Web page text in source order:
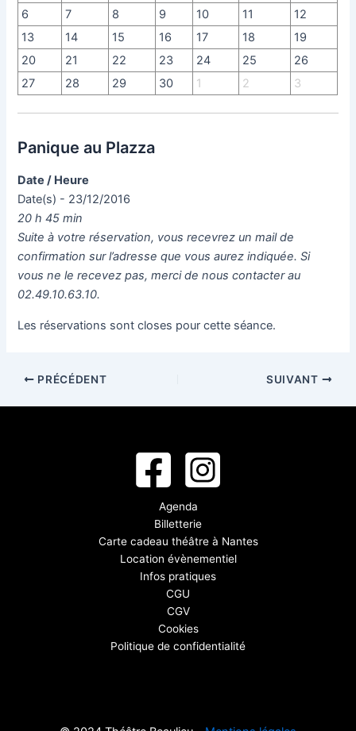
6
7 8 9 10 11
12
13
14 15 16 17 18
19
20
21 22 23 24 25
26
27
28 29 30 1 2 3
Panique au Plazza
Date / Heure
Date(s) - 23/12/2016
20 h 45 min
Suite à votre réservation, vous recevrez un mail de
confirmation sur l’adresse que vous aurez indiquée. Si
vous ne le recevez pas, merci de nous contacter au
02.49.10.63.10.
Les réservations sont closes pour cette séance.
PRÉCÉDENT SUIVANT
Agenda
Billetterie
Carte cadeau théâtre à Nantes
Location évènementiel
Infos pratiques
CGU
CGV
Cookies
Politique de confidentialité